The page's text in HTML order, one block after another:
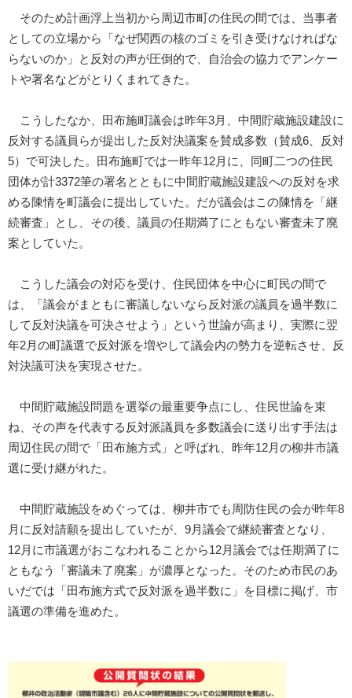
そのため計画浮上当初から周辺市町の住民の間では、当事者
としての立場から「なぜ関西の核のゴミを引き受けなければな
らないのか」と反対の声が圧倒的で、自治会の協力でアンケー
トや署名などがとりくまれてきた。
こうしたなか、田布施町議会は昨年3月、中間貯蔵施設建設に
反対する議員らが提出した反対決議案を賛成多数（賛成6、反対
5）で可決した。田布施町では一昨年12月に、同町二つの住民
団体が計3372筆の署名とともに中間貯蔵施設建設への反対を求
める陳情を町議会に提出していた。だが議会はこの陳情を「継
続審査」とし、その後、議員の任期満了にともない審査未了廃
案としていた。
こうした議会の対応を受け、住民団体を中心に町民の間で
は、「議会がまともに審議しないなら反対派の議員を過半数に
して反対決議を可決させよう」という世論が高まり、実際に翌
年2月の町議選で反対派を増やして議会内の勢力を逆転させ、反
対決議可決を実現させた。
中間貯蔵施設問題を選挙の最重要争点にし、住民世論を束
ね、その声を代表する反対派議員を多数議会に送り出す手法は
周辺住民の間で「田布施方式」と呼ばれ、昨年12月の柳井市議
選に受け継がれた。
中間貯蔵施設をめぐっては、柳井市でも周防住民の会が昨年8
月に反対請願を提出していたが、9月議会で継続審査となり、
12月に市議選がおこなわれることから12月議会では任期満了に
ともなう「審議未了廃案」が濃厚となった。そのため市民のあ
いだでは「田布施方式で反対派を過半数に」を目標に掲げ、市
議選の準備を進めた。